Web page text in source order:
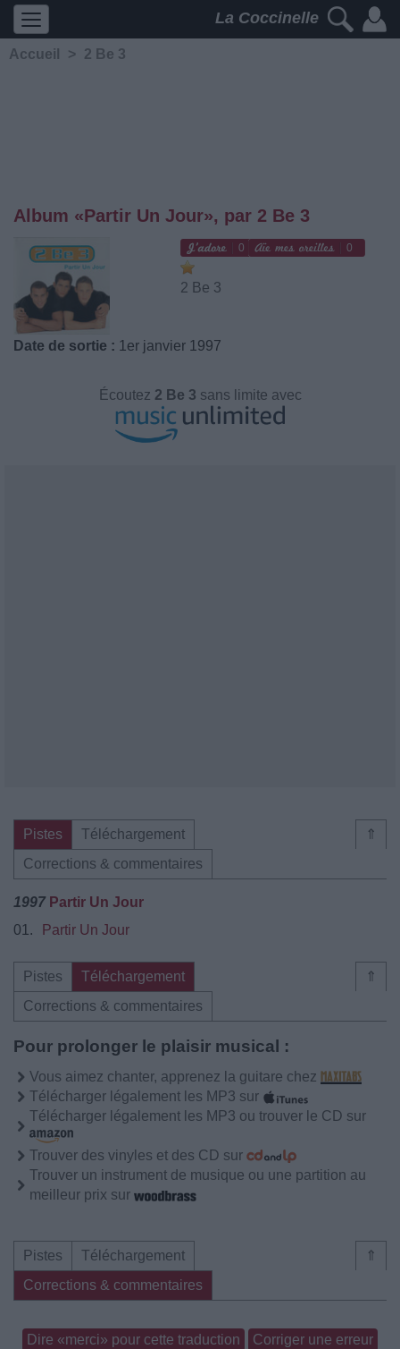
La Coccinelle
Accueil > 2 Be 3
Album «Partir Un Jour», par 2 Be 3
0 0
2 Be 3
Date de sortie : 1er janvier 1997
Écoutez 2 Be 3 sans limite avec
⇑
Pistes
Téléchargement
Corrections & commentaires
1997 Partir Un Jour
01.
Partir Un Jour
⇑
Pistes
Téléchargement
Corrections & commentaires
Pour prolonger le plaisir musical :
Vous aimez chanter, apprenez la guitare chez
Télécharger légalement les MP3 sur
Télécharger légalement les MP3 ou trouver le CD sur
Trouver des vinyles et des CD sur
Trouver un instrument de musique ou une partition au
meilleur prix sur
⇑
Pistes
Téléchargement
Corrections & commentaires
Dire «merci» pour cette traduction Corriger une erreur